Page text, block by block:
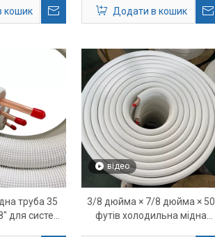
кошик
HVAC для міні-спліт-систем
Додати в кошик
труба 35
для систем
відео
3/8 дюйма × 7/8 дюйма × 50
футів холодильна мідна